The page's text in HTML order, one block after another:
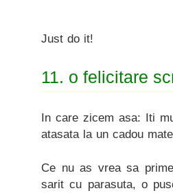
Just do it!
11. o felicitare
In care zicem asa: Iti
atasata la un cadou
Ce nu as vrea sa
sarit cu parasuta, o